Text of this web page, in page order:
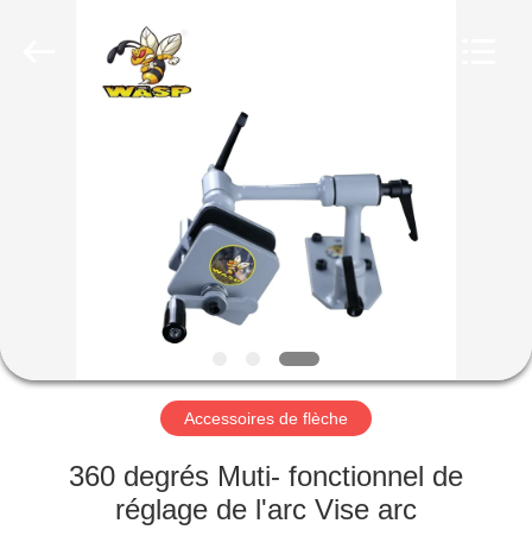
PRODUITS
SUJET
DE
Accessoires de flèche
360 degrés Muti- fonctionnel de
réglage de l'arc Vise arc